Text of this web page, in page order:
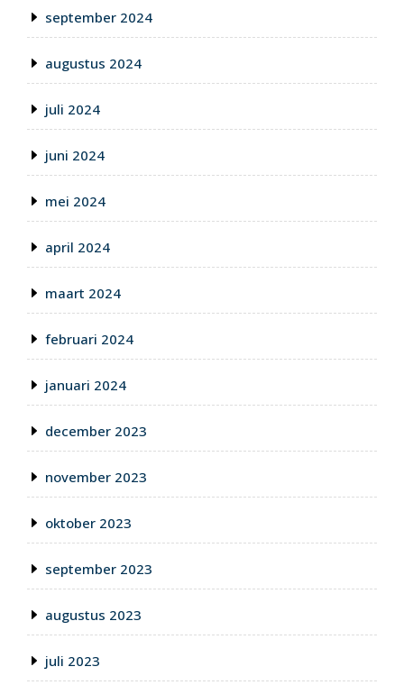
september 2024
augustus 2024
juli 2024
juni 2024
mei 2024
april 2024
maart 2024
februari 2024
januari 2024
december 2023
november 2023
oktober 2023
september 2023
augustus 2023
juli 2023